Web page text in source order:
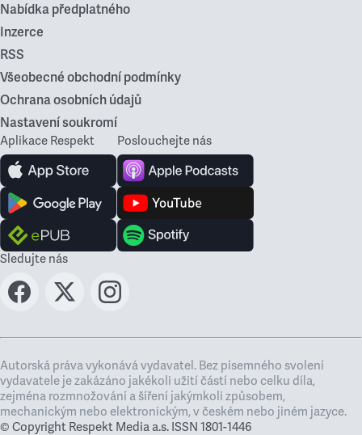
Nabídka předplatného
Inzerce
RSS
Všeobecné obchodní podmínky
Ochrana osobních údajů
Nastavení soukromí
Aplikace Respekt Poslouchejte nás
Sledujte nás
Autorská práva vykonává vydavatel. Bez písemného svolení
vydavatele je zakázáno jakékoli užití částí nebo celku díla,
zejména rozmnožování a šíření jakýmkoli způsobem,
mechanickým nebo elektronickým, v českém nebo jiném jazyce.
© Copyright Respekt Media a.s. ISSN 1801-1446